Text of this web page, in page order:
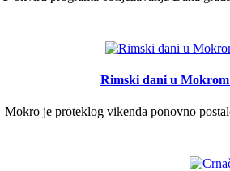
Rimski dani u Mokrom
Mokro je proteklog vikenda ponovno